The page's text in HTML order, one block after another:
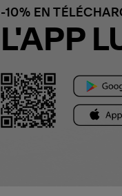
-10% EN
L'APP